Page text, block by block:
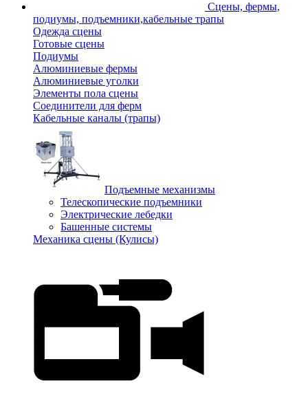
Сцены, фермы,
подиумы, подъемники,кабельные трапы
Одежда сцены
Готовые сцены
Подиумы
Алюминиевые фермы
Алюминиевые уголки
Элементы пола сцены
Соединители для ферм
Кабельные каналы (трапы)
Подъемные механизмы
Телескопические подъемники
Электрические лебедки
Башенные системы
Механика сцены (Кулисы)